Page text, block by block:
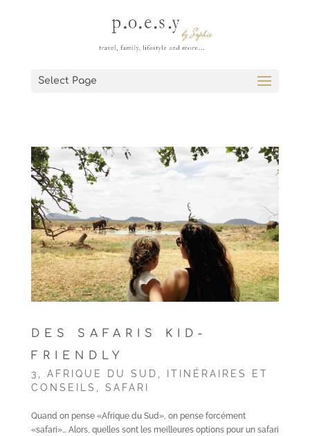
Select Page
DES SAFARIS KID-
FRIENDLY
3 AFRIQUE DU SUD
ITINÉRAIRES ET
CONSEILS
SAFARI
Quand on pense «Afrique du Sud», on pense forcément
«safari»… Alors, quelles sont les meilleures options pour un safari